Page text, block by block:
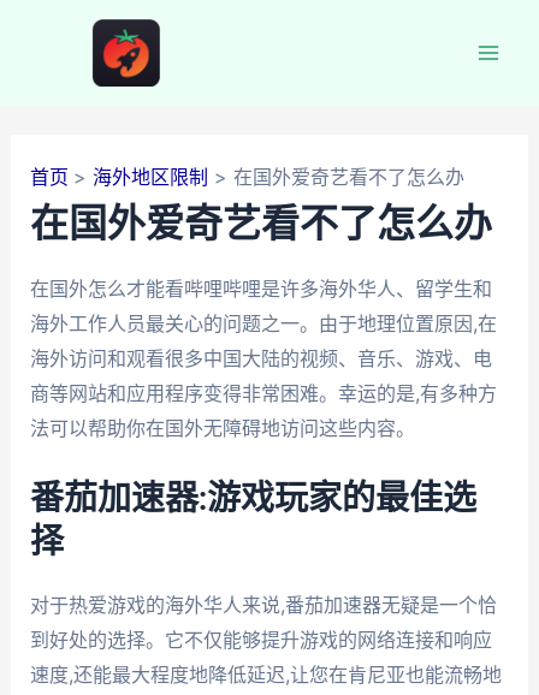
首页 海外地区限制 在国外爱奇艺看不了怎么办
在国外爱奇艺看不了怎么办
在国外怎么才能看哔哩哔哩是许多海外华人、留学生和
海外工作人员最关心的问题之一。由于地理位置原因,在
海外访问和观看很多中国大陆的视频、音乐、游戏、电
商等网站和应用程序变得非常困难。幸运的是,有多种方
法可以帮助你在国外无障碍地访问这些内容。
番茄加速器:游戏玩家的最佳选
择
对于热爱游戏的海外华人来说,番茄加速器无疑是一个恰
到好处的选择。它不仅能够提升游戏的网络连接和响应
速度,还能最大程度地降低延迟,让您在肯尼亚也能流畅地